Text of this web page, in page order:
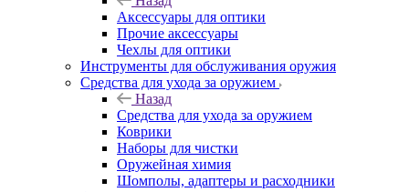
Аксессуары для оптики
Прочие аксессуары
Чехлы для оптики
Инструменты для обслуживания оружия
Средства для ухода за оружием
Назад
Средства для ухода за оружием
Коврики
Наборы для чистки
Оружейная химия
Шомполы, адаптеры и расходники